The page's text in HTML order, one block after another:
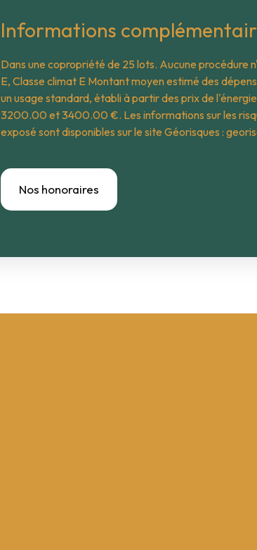
Informations
Dans une copropriété de 25 lots. Aucune procédure
E, Classe climat E Montant moyen estimé des
un usage standard, établi à partir des prix de
3200.00 et 3400.00 €. Les informations sur les
exposé sont disponibles sur le site Géorisques :
Nos honoraires